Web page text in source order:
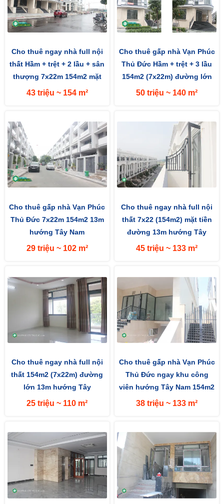
Cho thuê ngay nhà full nội
thất Hầm + trệt + 2 lầu + sân
thượng 7x22m 154m2 mặt
đường 13m hướng Tây
43 triệu ~ 154 m²
Cho thuê gấp nhà Vạn Phúc
Thủ Đức Hầm + trệt + 3 lầu
154m2 (7x22m) đường lớn
13m hướng Tây Nam
50 triệu ~ 140 m²
Cho thuê gấp nhà Vạn Phúc
Thủ Đức 7x22m 154m2 13m
hướng Tây Nam
29 triệu ~ 102 m²
Cho thuê ngay nhà full nội
thất 7x22 (154m2) mặt tiền
đường 13m hướng Tây
45 triệu ~ 133 m²
Cho thuê ngay nhà full nội
thất 154m2 (7x22m) đường
lớn 13m hướng Tây
25 triệu ~ 110 m²
Cho thuê gấp nhà Vạn Phúc
Thủ Đức ngay khu công
viên hướng Tây Nam 154m2
(7x22m) mặt tiền đường 13m
38 triệu ~ 133 m²